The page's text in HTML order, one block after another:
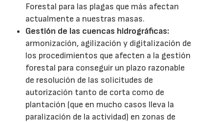
Forestal para las plagas que más afectan
actualmente a nuestras masas.
Gestión de las cuencas hidrográficas:
armonización, agilización y digitalización de
los procedimientos que afecten a la gestión
forestal para conseguir un plazo razonable
de resolución de las solicitudes de
autorización tanto de corta como de
plantación (que en mucho casos lleva la
paralización de la actividad) en zonas de